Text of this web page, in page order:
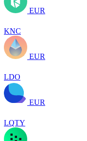
EUR
KNC
EUR
LDO
EUR
LQTY